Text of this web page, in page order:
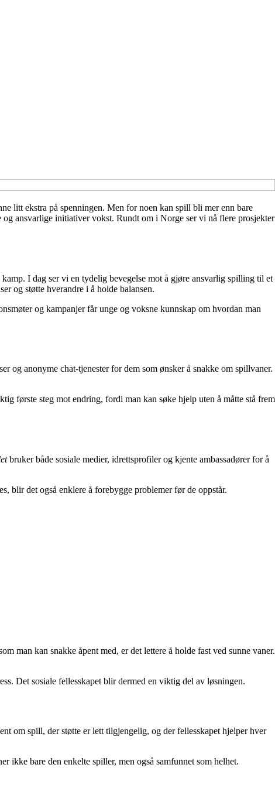
litt ekstra på spenningen. Men for noen kan spill bli mer enn bare
ansvarlige initiativer vokst. Rundt om i Norge ser vi nå flere prosjekter
I dag ser vi en tydelig bevegelse mot å gjøre ansvarlig spilling til et
og støtte hverandre i å holde balansen.
og kampanjer får unge og voksne kunnskap om hvordan man
og anonyme chat-tjenester for dem som ønsker å snakke om spillvaner.
første steg mot endring, fordi man kan søke hjelp uten å måtte stå frem
bruker både sosiale medier, idrettsprofiler og kjente ambassadører for å
blir det også enklere å forebygge problemer før de oppstår.
man kan snakke åpent med, er det lettere å holde fast ved sunne vaner.
Det sosiale fellesskapet blir dermed en viktig del av løsningen.
om spill, der støtte er lett tilgjengelig, og der fellesskapet hjelper hver
ikke bare den enkelte spiller, men også samfunnet som helhet.